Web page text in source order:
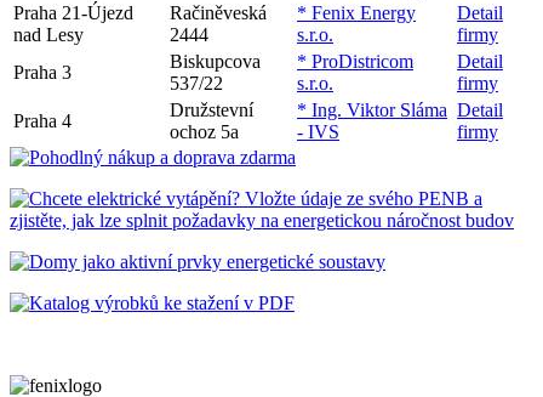
Praha 21-Újezd
nad Lesy
Račiněveská
2444
* Fenix Energy
s.r.o.
Detail
firmy
Praha 3
Biskupcova
537/22
* ProDistricom
s.r.o.
Detail
firmy
Praha 4
Družstevní
ochoz 5a
* Ing. Viktor Sláma
- IVS
Detail
firmy